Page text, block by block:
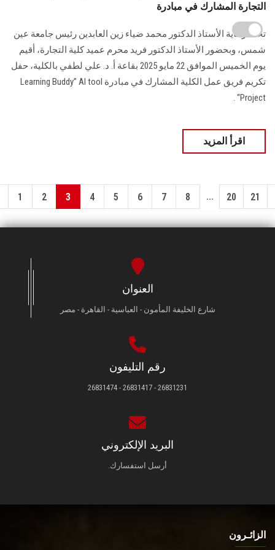
التجارة المشارك في مبادرة
تحت رعاية الأستاذ الدكتور محمد ضياء زين العابدين رئيس جامعة عين
شمس، وبحضور الأستاذ الدكتور فريد محرم عميد كلية التجارة، أقيم
يوم الخميس الموافق 22 مايو 2025 بقاعة أ. د. علي لطفي بالكلية، حفل
تكريم فريق عمل الكلية المشارك في مبادرة Learning Buddy” AI tool
Project“ .
اقرأ المزيد
1 2 3 4 5 6 7 8 ... 20 21
العنوان
شارع الخليفة المأمون - العباسية - القاهرة - مصر
رقم التليفون
26831231 - 26831417 - 26831474
البريد الإلكتروني
أرسل استفسارك.
الزائـرون